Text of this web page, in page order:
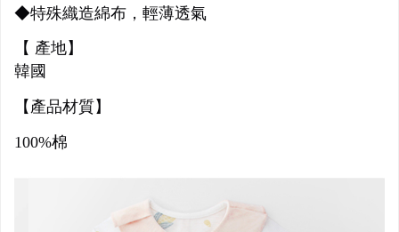
◆特殊織造綿布，輕薄透氣
【 產地】
韓國
【產品材質】
100%棉